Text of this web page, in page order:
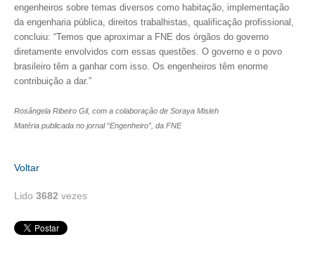
CONTEÚDO ESPECIAL
JORNAL DO ENGENHEIRO
NOTÍCIAS NO WHATSAPP
engenheiros sobre temas diversos como habitação, implementação
da engenharia pública, direitos trabalhistas, qualificação profissional,
concluiu: “Temos que aproximar a FNE dos órgãos do governo
diretamente envolvidos com essas questões. O governo e o povo
brasileiro têm a ganhar com isso. Os engenheiros têm enorme
contribuição a dar.”
Rosângela Ribeiro Gil, com a colaboração de Soraya Misleh
Matéria publicada no jornal “Engenheiro”, da FNE
Voltar
Lido 3682 vezes